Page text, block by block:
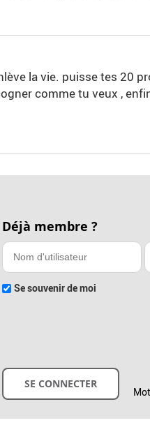
la vie. puisse tes 20
comme tu veux ,
Déjà membre ?
Se souvenir de moi